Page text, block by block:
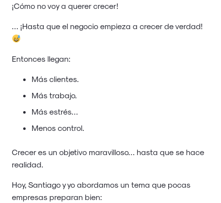
¡Cómo no voy a querer crecer!
… ¡Hasta que el negocio empieza a crecer de verdad!
Entonces llegan:
Más clientes.
Más trabajo.
Más estrés…
Menos control.
Crecer es un objetivo maravilloso… hasta que se hace
realidad.
Hoy, Santiago y yo abordamos un tema que pocas
empresas preparan bien: